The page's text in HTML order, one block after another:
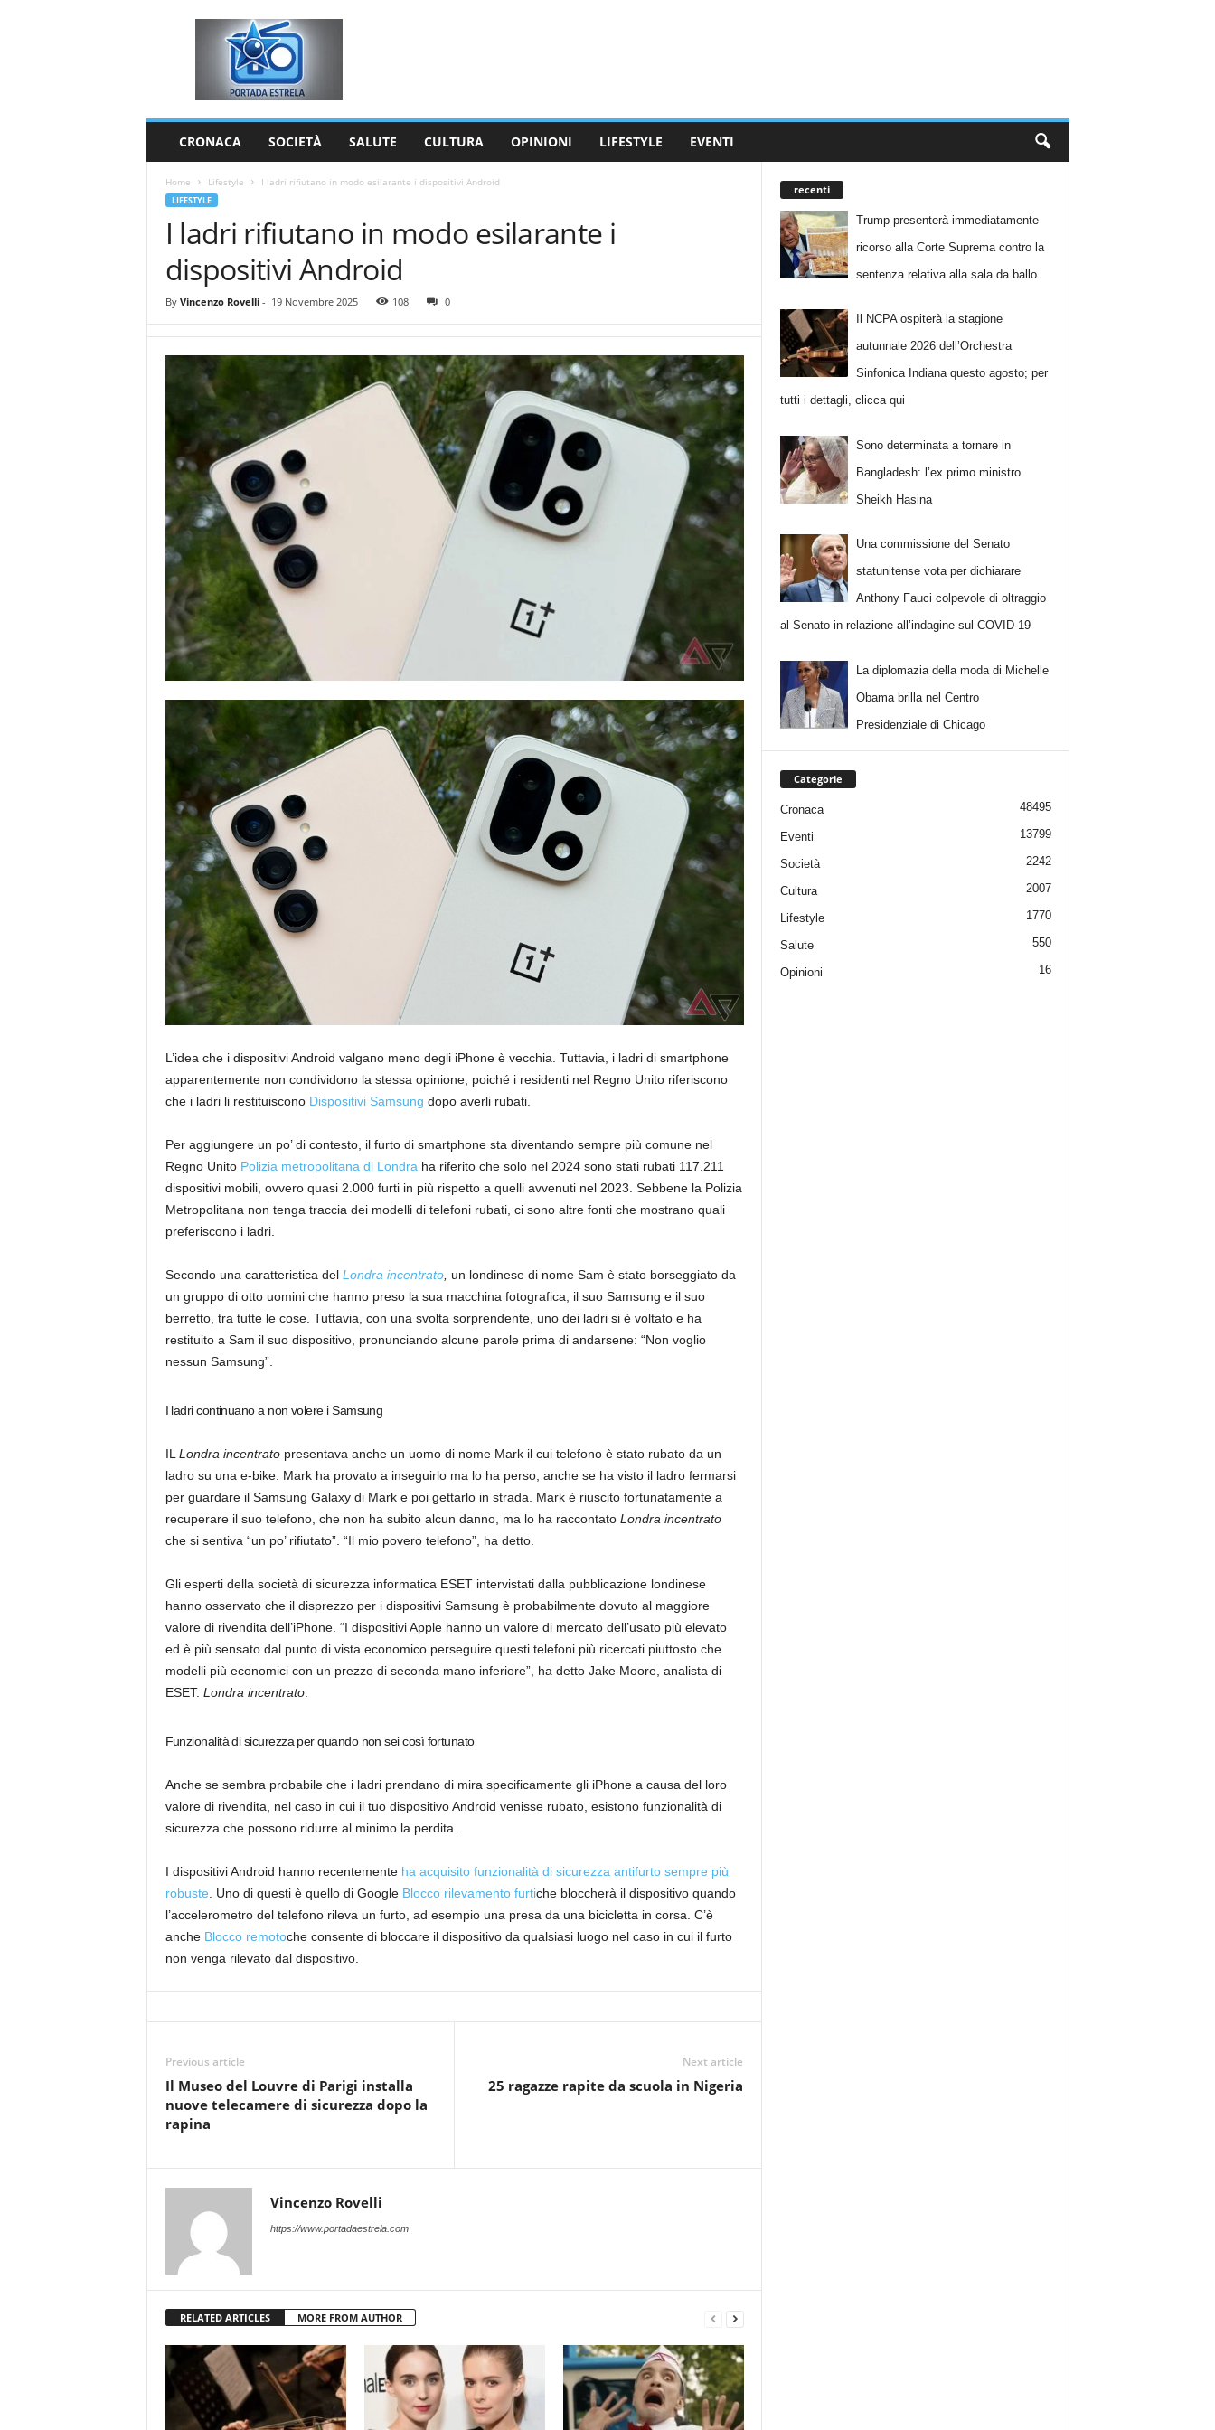
CRONACA SOCIETÀ SALUTE CULTURA OPINIONI LIFESTYLE EVENTI
Home Lifestyle I ladri rifiutano in modo esilarante i dispositivi Android
LIFESTYLE
I ladri rifiutano in modo esilarante i
dispositivi Android
By Vincenzo Rovelli- 19 Novembre 2025 108 0
L’idea che i dispositivi Android valgano meno degli iPhone è vecchia. Tuttavia, i ladri di smartphone
apparentemente non condividono la stessa opinione, poiché i residenti nel Regno Unito riferiscono
che i ladri li restituiscono Dispositivi Samsung dopo averli rubati.
Per aggiungere un po’ di contesto, il furto di smartphone sta diventando sempre più comune nel
Regno Unito Polizia metropolitana di Londra ha riferito che solo nel 2024 sono stati rubati 117.211
dispositivi mobili, ovvero quasi 2.000 furti in più rispetto a quelli avvenuti nel 2023. Sebbene la Polizia
Metropolitana non tenga traccia dei modelli di telefoni rubati, ci sono altre fonti che mostrano quali
preferiscono i ladri.
Secondo una caratteristica del Londra incentrato, un londinese di nome Sam è stato borseggiato da
un gruppo di otto uomini che hanno preso la sua macchina fotografica, il suo Samsung e il suo
berretto, tra tutte le cose. Tuttavia, con una svolta sorprendente, uno dei ladri si è voltato e ha
restituito a Sam il suo dispositivo, pronunciando alcune parole prima di andarsene: “Non voglio
nessun Samsung”.
I ladri continuano a non volere i Samsung
ILLondra incentrato presentava anche un uomo di nome Mark il cui telefono è stato rubato da un
ladro su una e-bike. Mark ha provato a inseguirlo ma lo ha perso, anche se ha visto il ladro fermarsi
per guardare il Samsung Galaxy di Mark e poi gettarlo in strada. Mark è riuscito fortunatamente a
recuperare il suo telefono, che non ha subito alcun danno, ma lo ha raccontato Londra incentrato
che si sentiva “un po’ rifiutato”. “Il mio povero telefono”, ha detto.
Gli esperti della società di sicurezza informatica ESET intervistati dalla pubblicazione londinese
hanno osservato che il disprezzo per i dispositivi Samsung è probabilmente dovuto al maggiore
valore di rivendita dell’iPhone. “I dispositivi Apple hanno un valore di mercato dell’usato più elevato
ed è più sensato dal punto di vista economico perseguire questi telefoni più ricercati piuttosto che
modelli più economici con un prezzo di seconda mano inferiore”, ha detto Jake Moore, analista di
ESET. Londra incentrato.
Funzionalità di sicurezza per quando non sei così fortunato
Anche se sembra probabile che i ladri prendano di mira specificamente gli iPhone a causa del loro
valore di rivendita, nel caso in cui il tuo dispositivo Android venisse rubato, esistono funzionalità di
sicurezza che possono ridurre al minimo la perdita.
I dispositivi Android hanno recentemente ha acquisito funzionalità di sicurezza antifurto sempre più
robuste. Uno di questi è quello di Google Blocco rilevamento furtiche bloccherà il dispositivo quando
l’accelerometro del telefono rileva un furto, ad esempio una presa da una bicicletta in corsa. C’è
anche Blocco remotoche consente di bloccare il dispositivo da qualsiasi luogo nel caso in cui il furto
non venga rilevato dal dispositivo.
Previous article
Il Museo del Louvre di Parigi installa
nuove telecamere di sicurezza dopo la
rapina
Next article
25 ragazze rapite da scuola in Nigeria
Vincenzo Rovelli
https://www.portadaestrela.com
RELATED ARTICLES MORE FROM AUTHOR
recenti
Trump presenterà immediatamente
ricorso alla Corte Suprema contro la
sentenza relativa alla sala da ballo
Il NCPA ospiterà la stagione
autunnale 2026 dell’Orchestra
Sinfonica Indiana questo agosto; per
tutti i dettagli, clicca qui
Sono determinata a tornare in
Bangladesh: l’ex primo ministro
Sheikh Hasina
Una commissione del Senato
statunitense vota per dichiarare
Anthony Fauci colpevole di oltraggio
al Senato in relazione all’indagine sul COVID-19
La diplomazia della moda di Michelle
Obama brilla nel Centro
Presidenziale di Chicago
Categorie
Cronaca 48495
Eventi 13799
Società 2242
Cultura 2007
Lifestyle 1770
Salute 550
Opinioni 16